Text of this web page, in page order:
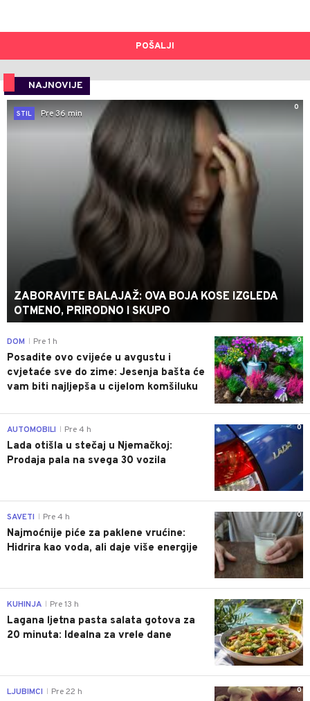
POŠALJI
NAJNOVIJE
0
STIL
Pre 36 min
ZABORAVITE BALAJAŽ: OVA BOJA KOSE IZGLEDA
OTMENO, PRIRODNO I SKUPO
0
DOM Pre 1 h
Posadite ovo cvijeće u avgustu i
cvjetaće sve do zime: Jesenja bašta će
vam biti najljepša u cijelom komšiluku
0
AUTOMOBILI Pre 4 h
Lada otišla u stečaj u Njemačkoj:
Prodaja pala na svega 30 vozila
0
SAVETI Pre 4 h
Najmoćnije piće za paklene vrućine:
Hidrira kao voda, ali daje više energije
0
KUHINJA Pre 13 h
Lagana ljetna pasta salata gotova za
20 minuta: Idealna za vrele dane
0
LJUBIMCI Pre 22 h